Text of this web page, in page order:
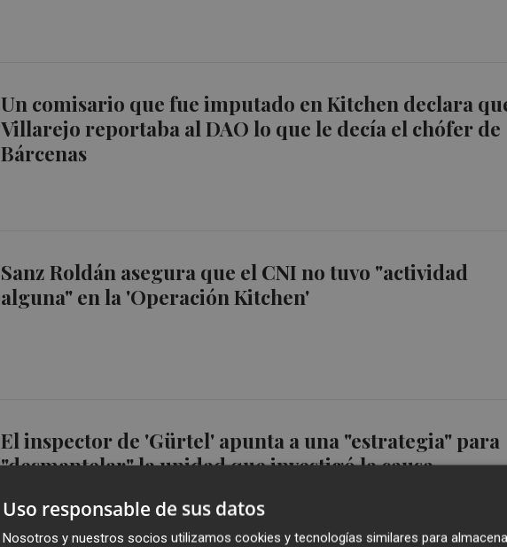
Un comisario que fue imputado en Kitchen declara
Villarejo reportaba al DAO lo que le decía el chófer de
Bárcenas
Sanz Roldán asegura que el CNI no tuvo "actividad
alguna" en la 'Operación Kitchen'
El inspector de 'Gürtel' apunta a una "estrategia" para
"desmantelar" la unidad que investigó la causa
Uso responsable de sus datos
Nosotros y nuestros socios utilizamos cookies y tecnologías similares para